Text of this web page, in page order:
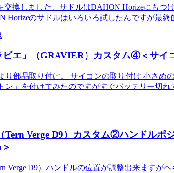
交換しました、サドルはDAHON Horizeにもつ
Horizeのサドルはいろいろ試したんですが最終
ビエ」（GRAVIER）カスタム④＜サイ
り部品取り付け。 サイコンの取り付け 小さめ
ン」を付けてみたのですがすぐバッテリー切
Tern Verge D9）カスタム②ハンドルポ
Verge D9）ハンドルの位置が調整出来ますが